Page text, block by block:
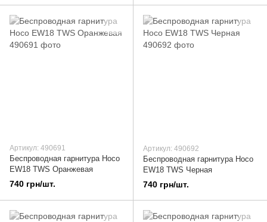
Артикул: 490691
Беспроводная гарнитура Hoco
EW18 TWS Оранжевая
740 грн/шт.
Артикул: 490692
Беспроводная гарнитура Hoco
EW18 TWS Черная
740 грн/шт.